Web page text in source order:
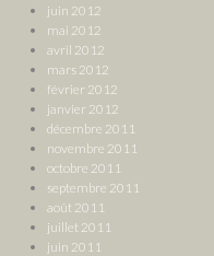
juin 2012
mai 2012
avril 2012
mars 2012
février 2012
janvier 2012
décembre 2011
novembre 2011
octobre 2011
septembre 2011
août 2011
juillet 2011
juin 2011